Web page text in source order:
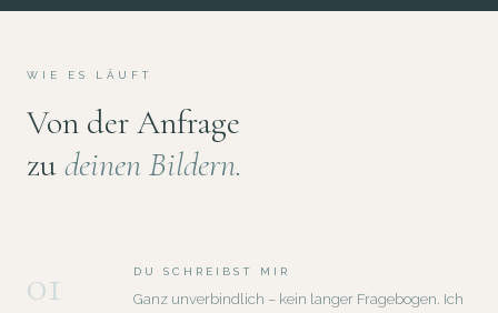
WIE ES LÄUFT
Von der Anfrage
zudeinen Bildern.
01 DU SCHREIBST MIR
Ganz unverbindlich – kein langer Fragebogen. Ich